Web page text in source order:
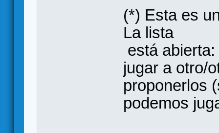
(*) Esta es
La lista
está
jugar a otro/
proponerlos
podemos